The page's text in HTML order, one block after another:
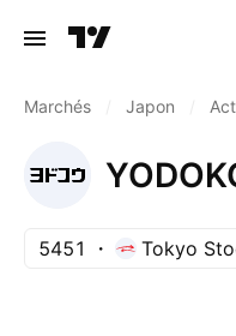
Marchés Japon
5451 Tokyo